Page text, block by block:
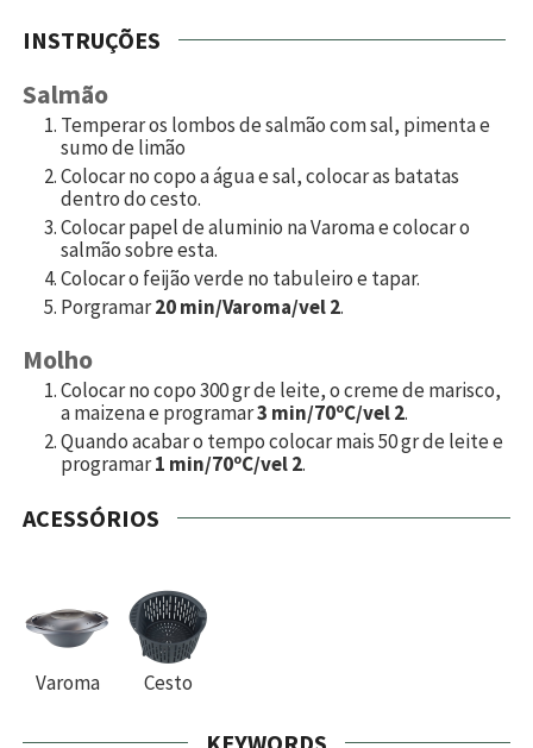
INSTRUÇÕES
Salmão
Temperar os lombos de salmão com sal, pimenta e
sumo de limão
Colocar no copo a água e sal, colocar as batatas
dentro do cesto.
Colocar papel de aluminio na Varoma e colocar o
salmão sobre esta.
Colocar o feijão verde no tabuleiro e tapar.
Porgramar20 min/Varoma/vel 2.
Molho
Colocar no copo300gr de leite, o creme de marisco,
a maizena e programar3 min/70ºC/vel 2.
Quando acabar o tempo colocar mais50gr de leite e
programar1 min/70ºC/vel 2.
ACESSÓRIOS
Varoma Cesto